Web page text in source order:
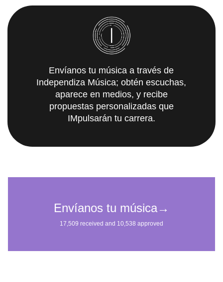
Envíanos tu música a través de
Independiza Música; obtén escuchas,
aparece en medios, y recibe
propuestas personalizadas que
IMpulsarán tu carrera.